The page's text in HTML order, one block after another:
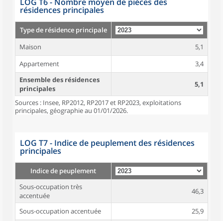
résidences principales
Type de résidence principale
Maison
5,1
Appartement
3,4
Ensemble des résidences
principales
5,1
Sources : Insee, RP2012, RP2017 et RP2023, exploitations
principales, géographie au 01/01/2026.
LOG T7 - Indice de peuplement des résidences
principales
Indice de peuplement
Sous-occupation très
accentuée
46,3
Sous-occupation accentuée
25,9